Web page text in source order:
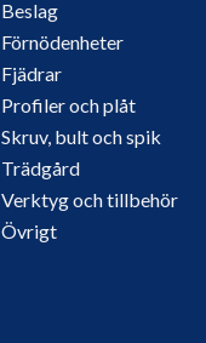
Beslag
Förnödenheter
Fjädrar
Profiler och plåt
Skruv, bult och spik
Trädgård
Verktyg och tillbehör
Övrigt